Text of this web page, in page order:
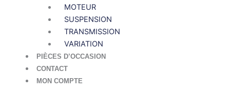
MOTEUR
SUSPENSION
TRANSMISSION
VARIATION
PIÈCES D’OCCASION
CONTACT
MON COMPTE